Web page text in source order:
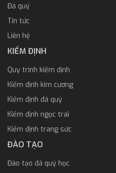
Đá quý
Tin tức
Liên hệ
KIỂM ĐỊNH
Quy trình kiểm định
Kiểm định kim cương
Kiểm định đá quý
Kiểm định ngọc trai
Kiểm định trang sức
ĐÀO TẠO
Đào tạo đá quý học